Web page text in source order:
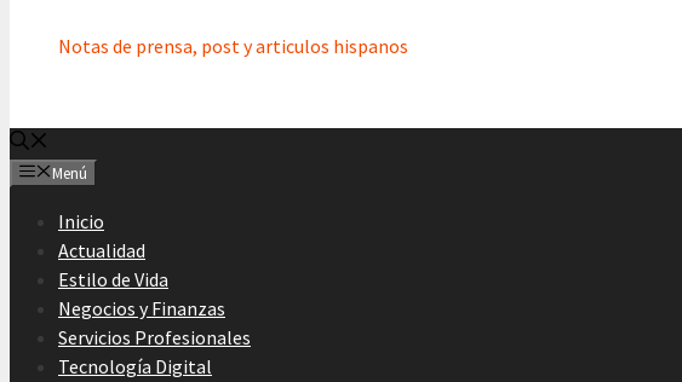
Notas de prensa, post y articulos hispanos
Menú
Inicio
Actualidad
Estilo de Vida
Negocios y Finanzas
Servicios Profesionales
Tecnología Digital